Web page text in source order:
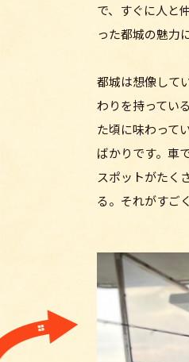
で、すぐに人と
った都城の魅力
都城は想像して
わりを持ってい
た頃に味わって
ばかりです。車
スポットがたく
る。それがすご